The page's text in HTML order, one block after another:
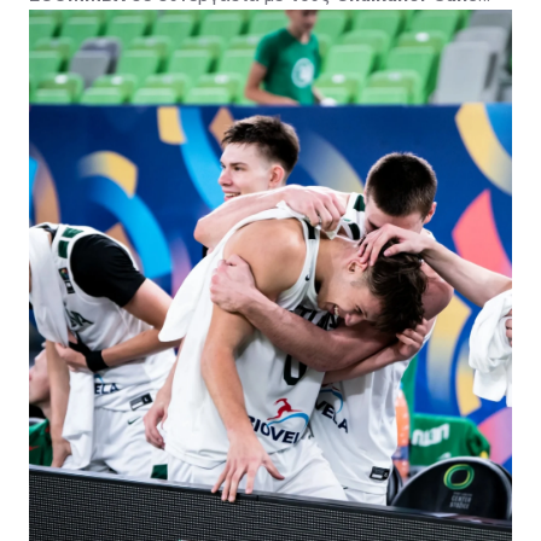
Basketball Academy , φιλοξενείται από τηνΠετρολίνα
ΑΕΚ Λάρνακαςκαι τελεί υπό την αιγίδα τηςΚυπριακής
Ομοσπονδίας Καλαθοσφαίρισης, με το
CyprusBasket.netως Media Partner.